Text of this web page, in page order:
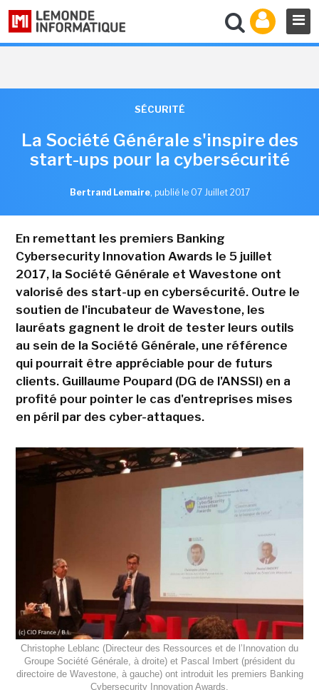
SÉCURITÉ
La Société Générale s'inspire des
start-ups pour la cybersécurité
Bertrand Lemaire, publié le 07 Juillet 2017
En remettant les premiers Banking
Cybersecurity Innovation Awards le 5 juillet
2017, la Société Générale et Wavestone ont
valorisé des start-up en cybersécurité. Outre le
soutien de l'incubateur de Wavestone, les
lauréats gagnent le droit de tester leurs outils
au sein de la Société Générale, une référence
qui pourrait être appréciable pour de futurs
clients. Guillaume Poupard (DG de l'ANSSI) en a
profité pour pointer le cas d'entreprises mises
en péril par des cyber-attaques.
Christophe Leblanc (Directeur des Ressources et de l’Innovation du
Groupe Société Générale, à droite) et Pascal Imbert (président du
directoire de Wavestone, à gauche) ont introduit les premiers Banking
Cybersecurity Innovation Awards.